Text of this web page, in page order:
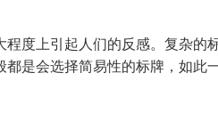
度上引起人们的反感。复杂的
是会选择简易性的标牌，如此